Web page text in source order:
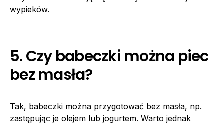
wypieków.
5. Czy babeczki można piec
bez masła?
Tak, babeczki można przygotować bez masła, np.
zastępując je olejem lub jogurtem. Warto jednak